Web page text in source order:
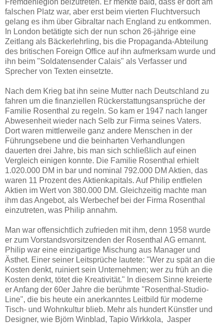
falschen Platz war, aber erst beim vierten Fluchtversuch
gelang es ihm über Gibraltar nach England zu entkommen.
In London betätigte sich der nun schon 26-jährige eine
Zeitlang als Bäckerlehrling, bis die Propaganda-Abteilung
des britischen Foreign Office auf ihn aufmerksam wurde und
ihn beim "Soldatensender Calais" als Verfasser und
Sprecher von Texten einsetzte.
Nach dem Krieg bat ihn seine Mutter nach Deutschland zu
fahren um die finanziellen Rückerstattungsansprüche der
Familie Rosenthal zu regeln. So kam er 1947 nach langer
Abwesenheit wieder nach Selb zur Firma seines Vaters.
Dort waren mittlerweile ganz andere Menschen in der
Führungsebene und die beinharten Verhandlungen
dauerten drei Jahre, bis man sich schließlich auf einen
Vergleich einigen konnte. Die Familie Rosenthal erhielt
1.020.000 DM in bar und nominal 792.000 DM Aktien, das
waren 11 Prozent des Aktienkapitals. Auf Philip entfielen
Aktien im Wert von 380.000 DM. Gleichzeitig machte man
ihm das Angebot, als Werbechef bei der Firma Rosenthal
einzutreten, was Philip annahm.
Man war offensichtlich zufrieden mit ihm, denn 1958 wurde
er zum Vorstandsvorsitzenden der Rosenthal AG ernannt.
Philip war eine einzigartige Mischung aus Manager und
Ästhet. Einer seiner Leitsprüche lautete: "Wer zu spät an die
Kosten denkt, ruiniert sein Unternehmen; wer zu früh an die
Kosten denkt, tötet die Kreativität." In diesem Sinne kreierte
er Anfang der 60er Jahre die berühmte "Rosenthal-Studio-
Line", die bis heute ein anerkanntes Leitbild für moderne
Tisch- und Wohnkultur blieb. Mehr als hundert Künstler und
Designer, wie Björn Winblad, Tapio Wirkkola, Jasper